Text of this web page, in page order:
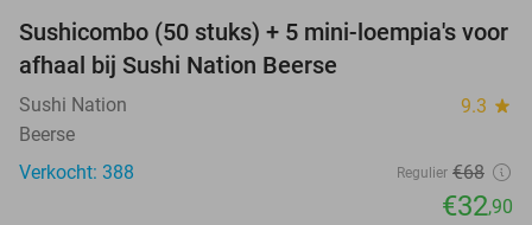
52%
Sushicombo (50 stuks) + 5 mini-loempia's voor
afhaal bij Sushi Nation Beerse
Sushi Nation 9.3 star
Beerse
Verkocht: 388
Regulier €68
€32,90